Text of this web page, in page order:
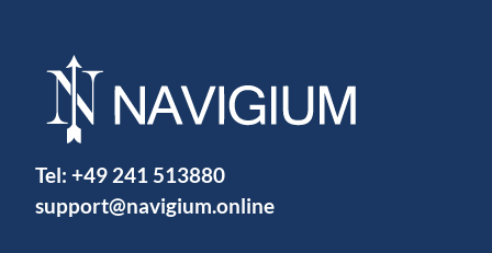
Tel: +49 241 513880
support@navigium.online